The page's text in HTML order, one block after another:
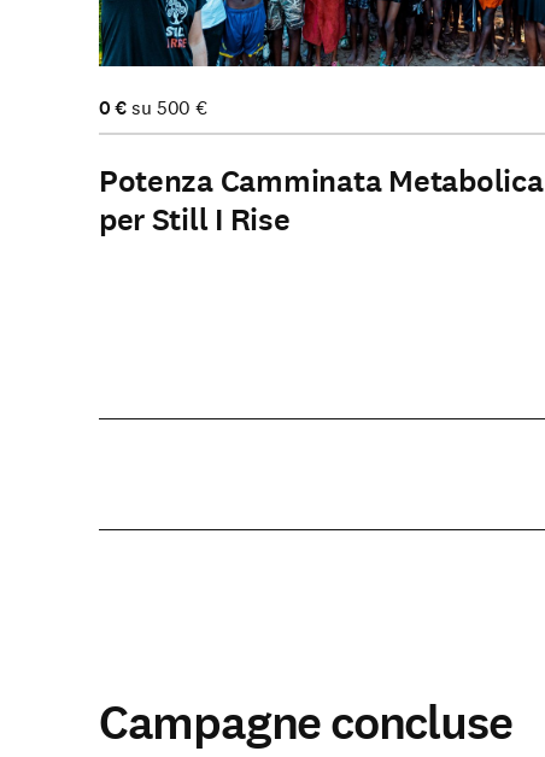
Partecipa
0€su 500€
Potenza Camminata Metabolica
per Still I Rise
Campagne concluse